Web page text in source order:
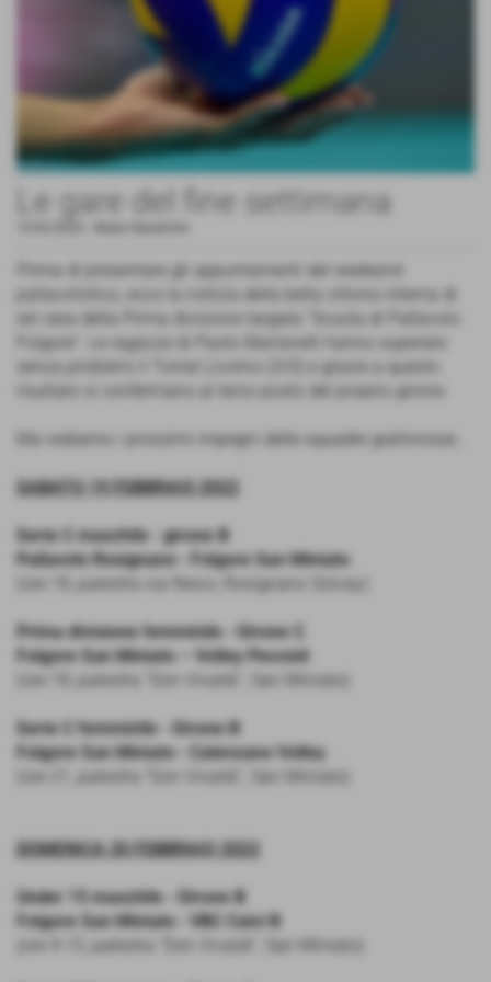
Le gare del fine settimana
Prima di presentare gli appuntamenti del weekend
pallavolistico, ecco la notizia della bella vittoria interna di
ieri sera della Prima divisione targata "Scuola di Pallavolo
Folgore". Le ragazze di Paolo Marianelli hanno superato
senza problemi il Tomei Livorno (3/0) e grazie a questo
risultato si confermano al terzo posto del proprio girone.
Ma vediamo i prossimi impegni delle squadre giallorosse..
SABATO 19 FEBBRAIO 2022
Serie C maschile - girone B
Pallavolo Rosignano - Folgore San Miniato
(ore 18, palestra via Nievo, Rosignano Solvay)
Prima divisione femminile - Girone C
Folgore San Miniato – Volley Peccioli
(ore 18, palestra “Don Vivaldi”, San Miniato)
Serie C femminile - Girone B
Folgore San Miniato - Calenzano Volley
(ore 21, palestra "Don Vivaldi", San Miniato)
DOMENICA 20 FEBBRAIO 2022
Under 15 maschile - Girone B
Folgore San Miniato - VBC Calci B
(ore 9.15, palestra "Don Vivaldi", San Miniato)